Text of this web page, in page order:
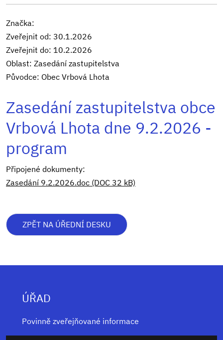
Značka:
Zveřejnit od: 30.1.2026
Zveřejnit do: 10.2.2026
Oblast: Zasedání zastupitelstva
Původce: Obec Vrbová Lhota
Zasedání zastupitelstva obce
Vrbová Lhota dne 9.2.2026 -
program
Připojené dokumenty:
Zasedání 9.2.2026.doc (DOC 32 kB)
ZPĚT NA ÚŘEDNÍ DESKU
ÚŘAD
Povinně zveřejňované informace